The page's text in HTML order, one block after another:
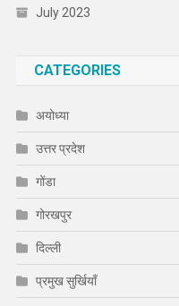
July 2023
CATEGORIES
अयोध्या
उत्तर प्रदेश
गोंडा
गोरखपुर
दिल्ली
प्रमुख सुर्खियाँ